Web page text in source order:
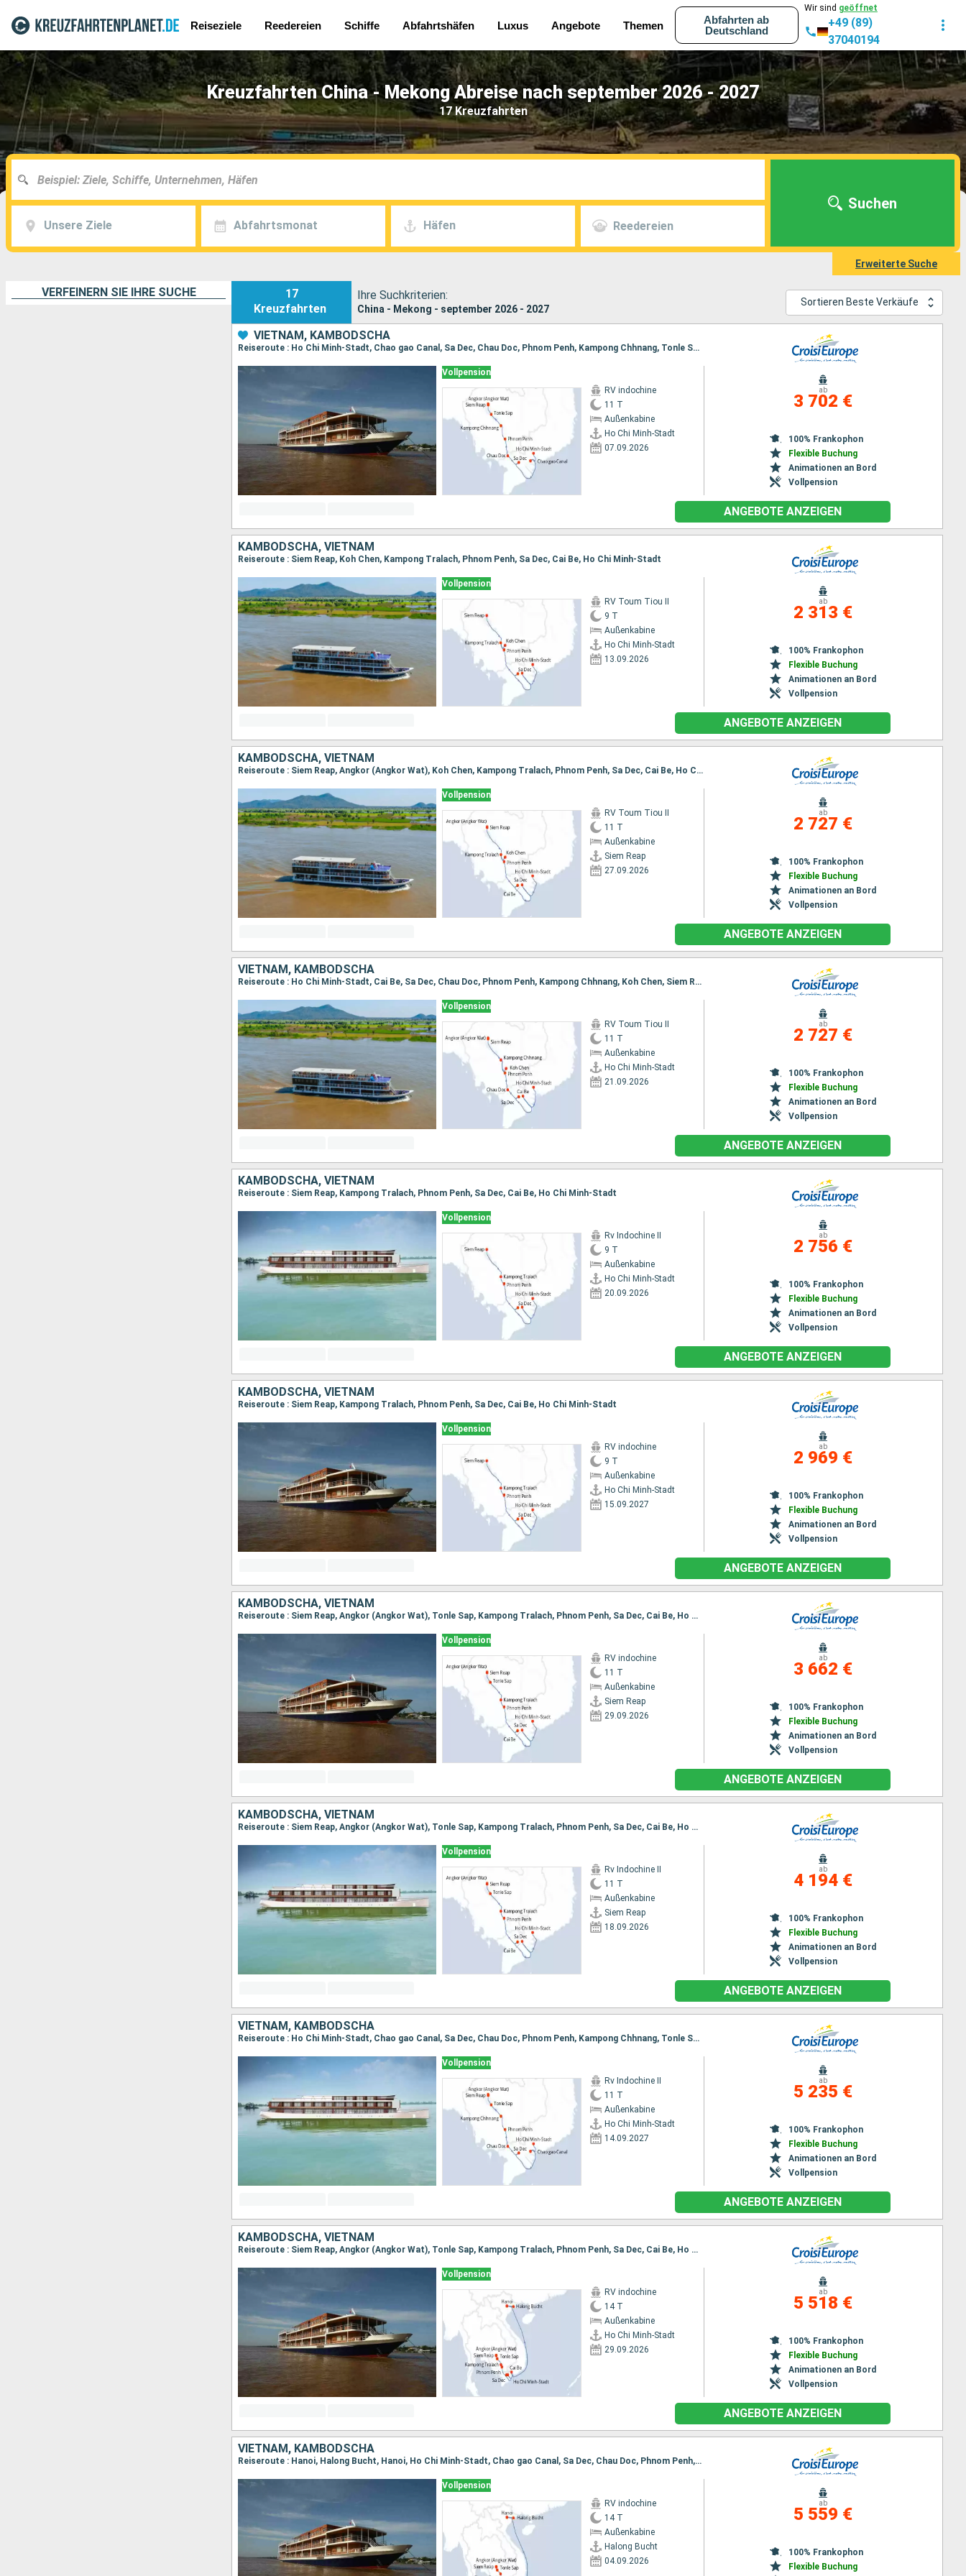
Reiseziele Reedereien Schiffe Abfahrtshäfen Luxus Angebote Themen
Abfahrten ab
Deutschland
Wir sind geöffnet
+49 (89)
37040194
Kreuzfahrten China - Mekong Abreise nach september 2026 - 2027
17 Kreuzfahrten
Unsere Ziele Abfahrtsmonat Häfen Reedereien
Suchen
Erweiterte Suche
VERFEINERN SIE IHRE SUCHE
17
Kreuzfahrten
Ihre Suchkriterien:
China - Mekong - september 2026 - 2027
Sortieren Beste Verkäufe
VIETNAM, KAMBODSCHA
Reiseroute : Ho Chi Minh-Stadt, Chao gao Canal, Sa Dec, Chau Doc, Phnom Penh, Kampong Chhnang, Tonle Sap, Siem Reap, Angkor (Angkor Wat), Siem Reap
Vollpension
RV indochine
11 T
Außenkabine
Ho Chi Minh-Stadt
07.09.2026
ab
3 702 €
100% Frankophon
Flexible Buchung
Animationen an Bord
Vollpension
ANGEBOTE ANZEIGEN
KAMBODSCHA, VIETNAM
Reiseroute : Siem Reap, Koh Chen, Kampong Tralach, Phnom Penh, Sa Dec, Cai Be, Ho Chi Minh-Stadt
Vollpension
RV Toum Tiou II
9 T
Außenkabine
Ho Chi Minh-Stadt
13.09.2026
ab
2 313 €
100% Frankophon
Flexible Buchung
Animationen an Bord
Vollpension
ANGEBOTE ANZEIGEN
KAMBODSCHA, VIETNAM
Reiseroute : Siem Reap, Angkor (Angkor Wat), Koh Chen, Kampong Tralach, Phnom Penh, Sa Dec, Cai Be, Ho Chi Minh-Stadt
Vollpension
RV Toum Tiou II
11 T
Außenkabine
Siem Reap
27.09.2026
ab
2 727 €
100% Frankophon
Flexible Buchung
Animationen an Bord
Vollpension
ANGEBOTE ANZEIGEN
VIETNAM, KAMBODSCHA
Reiseroute : Ho Chi Minh-Stadt, Cai Be, Sa Dec, Chau Doc, Phnom Penh, Kampong Chhnang, Koh Chen, Siem Reap, Angkor (Angkor Wat), Siem Reap, Angkor (Angkor Wat)
Vollpension
RV Toum Tiou II
11 T
Außenkabine
Ho Chi Minh-Stadt
21.09.2026
ab
2 727 €
100% Frankophon
Flexible Buchung
Animationen an Bord
Vollpension
ANGEBOTE ANZEIGEN
KAMBODSCHA, VIETNAM
Reiseroute : Siem Reap, Kampong Tralach, Phnom Penh, Sa Dec, Cai Be, Ho Chi Minh-Stadt
Vollpension
Rv Indochine II
9 T
Außenkabine
Ho Chi Minh-Stadt
20.09.2026
ab
2 756 €
100% Frankophon
Flexible Buchung
Animationen an Bord
Vollpension
ANGEBOTE ANZEIGEN
KAMBODSCHA, VIETNAM
Reiseroute : Siem Reap, Kampong Tralach, Phnom Penh, Sa Dec, Cai Be, Ho Chi Minh-Stadt
Vollpension
RV indochine
9 T
Außenkabine
Ho Chi Minh-Stadt
15.09.2027
ab
2 969 €
100% Frankophon
Flexible Buchung
Animationen an Bord
Vollpension
ANGEBOTE ANZEIGEN
KAMBODSCHA, VIETNAM
Reiseroute : Siem Reap, Angkor (Angkor Wat), Tonle Sap, Kampong Tralach, Phnom Penh, Sa Dec, Cai Be, Ho Chi Minh-Stadt
Vollpension
RV indochine
11 T
Außenkabine
Siem Reap
29.09.2026
ab
3 662 €
100% Frankophon
Flexible Buchung
Animationen an Bord
Vollpension
ANGEBOTE ANZEIGEN
KAMBODSCHA, VIETNAM
Reiseroute : Siem Reap, Angkor (Angkor Wat), Tonle Sap, Kampong Tralach, Phnom Penh, Sa Dec, Cai Be, Ho Chi Minh-Stadt
Vollpension
Rv Indochine II
11 T
Außenkabine
Siem Reap
18.09.2026
ab
4 194 €
100% Frankophon
Flexible Buchung
Animationen an Bord
Vollpension
ANGEBOTE ANZEIGEN
VIETNAM, KAMBODSCHA
Reiseroute : Ho Chi Minh-Stadt, Chao gao Canal, Sa Dec, Chau Doc, Phnom Penh, Kampong Chhnang, Tonle Sap, Siem Reap, Angkor (Angkor Wat), Siem Reap
Vollpension
Rv Indochine II
11 T
Außenkabine
Ho Chi Minh-Stadt
14.09.2027
ab
5 235 €
100% Frankophon
Flexible Buchung
Animationen an Bord
Vollpension
ANGEBOTE ANZEIGEN
KAMBODSCHA, VIETNAM
Reiseroute : Siem Reap, Angkor (Angkor Wat), Tonle Sap, Kampong Tralach, Phnom Penh, Sa Dec, Cai Be, Ho Chi Minh-Stadt, Hanoi, Halong Bucht, Hanoi
Vollpension
RV indochine
14 T
Außenkabine
Ho Chi Minh-Stadt
29.09.2026
ab
5 518 €
100% Frankophon
Flexible Buchung
Animationen an Bord
Vollpension
ANGEBOTE ANZEIGEN
VIETNAM, KAMBODSCHA
Reiseroute : Hanoi, Halong Bucht, Hanoi, Ho Chi Minh-Stadt, Chao gao Canal, Sa Dec, Chau Doc, Phnom Penh, Kampong Chhnang, Tonle Sap, Siem Reap, Angkor (Angkor Wat), Siem Reap
Vollpension
RV indochine
14 T
Außenkabine
Halong Bucht
04.09.2026
ab
5 559 €
100% Frankophon
Flexible Buchung